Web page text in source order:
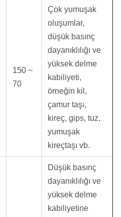
150 ~
70
Çok yumuşak
oluşumlar,
düşük basınç
dayanıklılığı ve
yüksek delme
kabiliyeti,
örneğin kil,
çamur taşı,
kireç, gips, tuz,
yumuşak
kireçtaşı vb.
Düşük basınç
dayanıklılığı ve
yüksek delme
kabiliyetine